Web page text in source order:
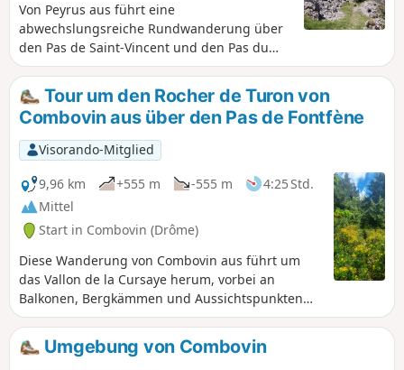
Von Peyrus aus führt eine
abwechslungsreiche Rundwanderung über
den Pas de Saint-Vincent und den Pas du
Touet. Im oberen Teil der Strecke werden
Wanderer von der Aussicht auf das
Rhonetal, die Ardèche und den Vercors
begeistert sein.
Tour um den Rocher de Turon von
Combovin aus über den Pas de Fontfène
Visorando-Mitglied
9,96 km
+555 m -555 m
4:25 Std.
Mittel
Start in Combovin (Drôme)
Diese Wanderung von Combovin aus führt um
das Vallon de la Cursaye herum, vorbei an
Balkonen, Bergkämmen und Aussichtspunkten
auf den Vercors, das Rhonetal und bei klarem
Wetter sogar auf den Mézenc.
Umgebung von Combovin